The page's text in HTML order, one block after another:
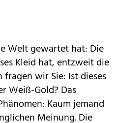
Welt gewartet hat: Die
Kleid hat, entzweit die
wir Sie: Ist dieses
Weiß-Gold? Das
Kaum jemand
Meinung. Die